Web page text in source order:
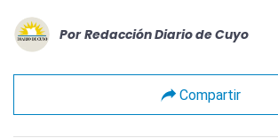
Por Redacción Diario de Cuyo
Compartir